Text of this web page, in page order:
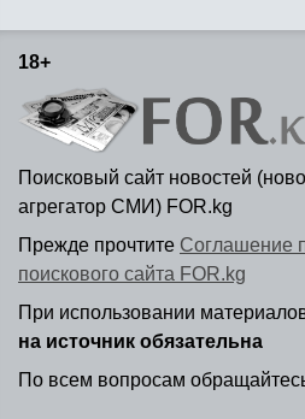
18+
Поисковый сайт новостей
агрегатор СМИ) FOR.kg
Прежде прочтите Соглашение
поискового сайта FOR.kg
При использовании
на источник обязательна
По всем вопросам